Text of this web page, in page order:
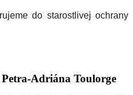
do starostlivej ochrany
Adriána Toulorge